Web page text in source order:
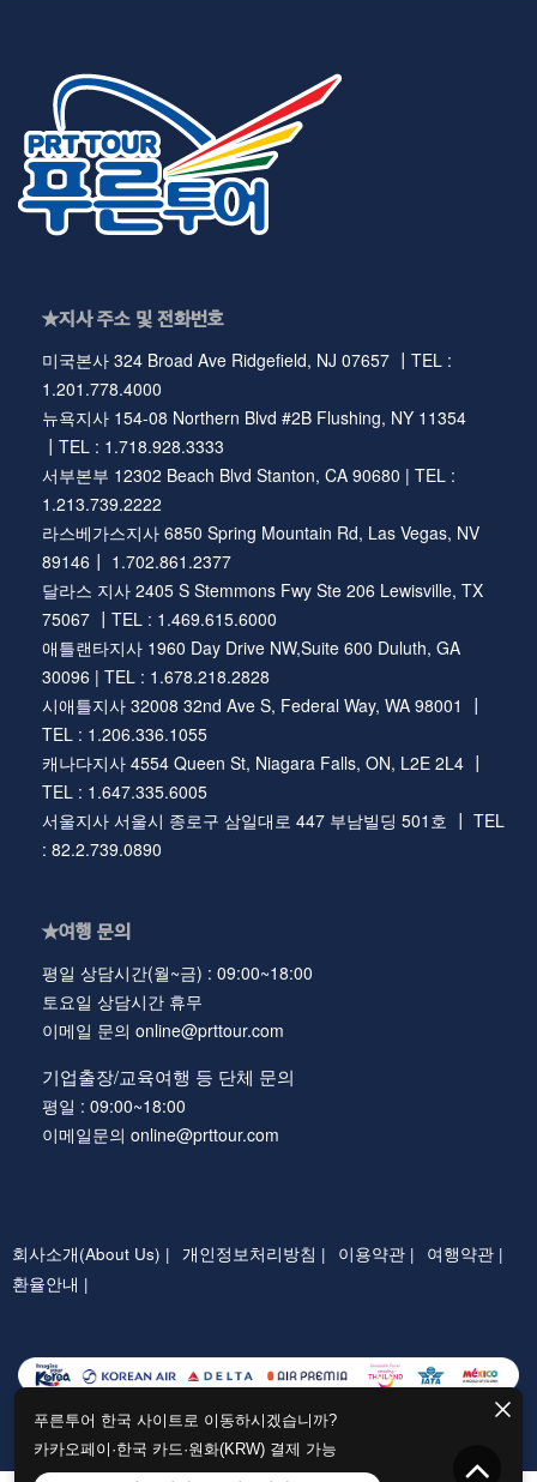
푸른투어 한국 사이트로 이동하시겠습니까?
카카오페이·한국 카드·원화(KRW) 결제 가능
★지사 주소 및 전화번호
미국본사 324 Broad Ave Ridgefield, NJ 07657 ┃TEL :
1.201.778.4000
뉴욕지사 154-08 Northern Blvd #2B Flushing, NY 11354
┃TEL : 1.718.928.3333
서부본부 12302 Beach Blvd Stanton, CA 90680 | TEL :
1.213.739.2222
라스베가스지사 6850 Spring Mountain Rd, Las Vegas, NV
89146┃ 1.702.861.2377
달라스 지사 2405 S Stemmons Fwy Ste 206 Lewisville, TX
75067 ┃TEL : 1.469.615.6000
애틀랜타지사 1960 Day Drive NW,Suite 600 Duluth, GA
30096 | TEL : 1.678.218.2828
시애틀지사 32008 32nd Ave S, Federal Way, WA 98001 ┃
TEL : 1.206.336.1055
캐나다지사 4554 Queen St, Niagara Falls, ON, L2E 2L4 ┃
TEL : 1.647.335.6005
서울지사 서울시 종로구 삼일대로 447 부남빌딩 501호 ┃ TEL
: 82.2.739.0890
★여행 문의
평일 상담시간(월~금) : 09:00~18:00
토요일 상담시간 휴무
이메일 문의 online@prttour.com
기업출장/교육여행 등 단체 문의
평일 : 09:00~18:00
이메일문의 online@prttour.com
회사소개(About Us) | 개인정보처리방침 | 이용약관 |
여행약관 |
환율안내 |